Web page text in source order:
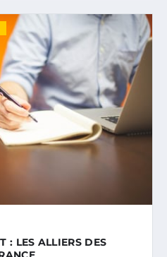
: LES ALLIERS DES